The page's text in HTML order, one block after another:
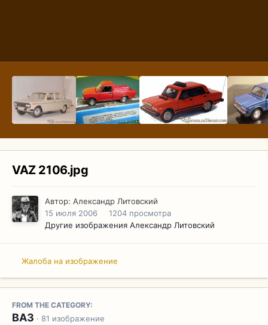
VAZ 2106.jpg
Автор: Александр Литовский
15 июля 2006
1204 просмотра
Другие изображения Александр Литовский
Жалоба на изображение
FROM THE CATEGORY:
ВАЗ · 81 изображение